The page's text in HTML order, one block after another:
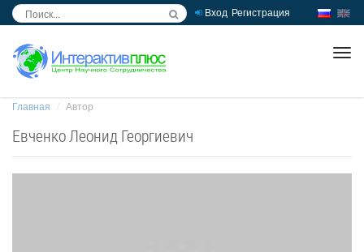
Вход Регистрация
Главная Автор
Евченко Леонид Георгиевич